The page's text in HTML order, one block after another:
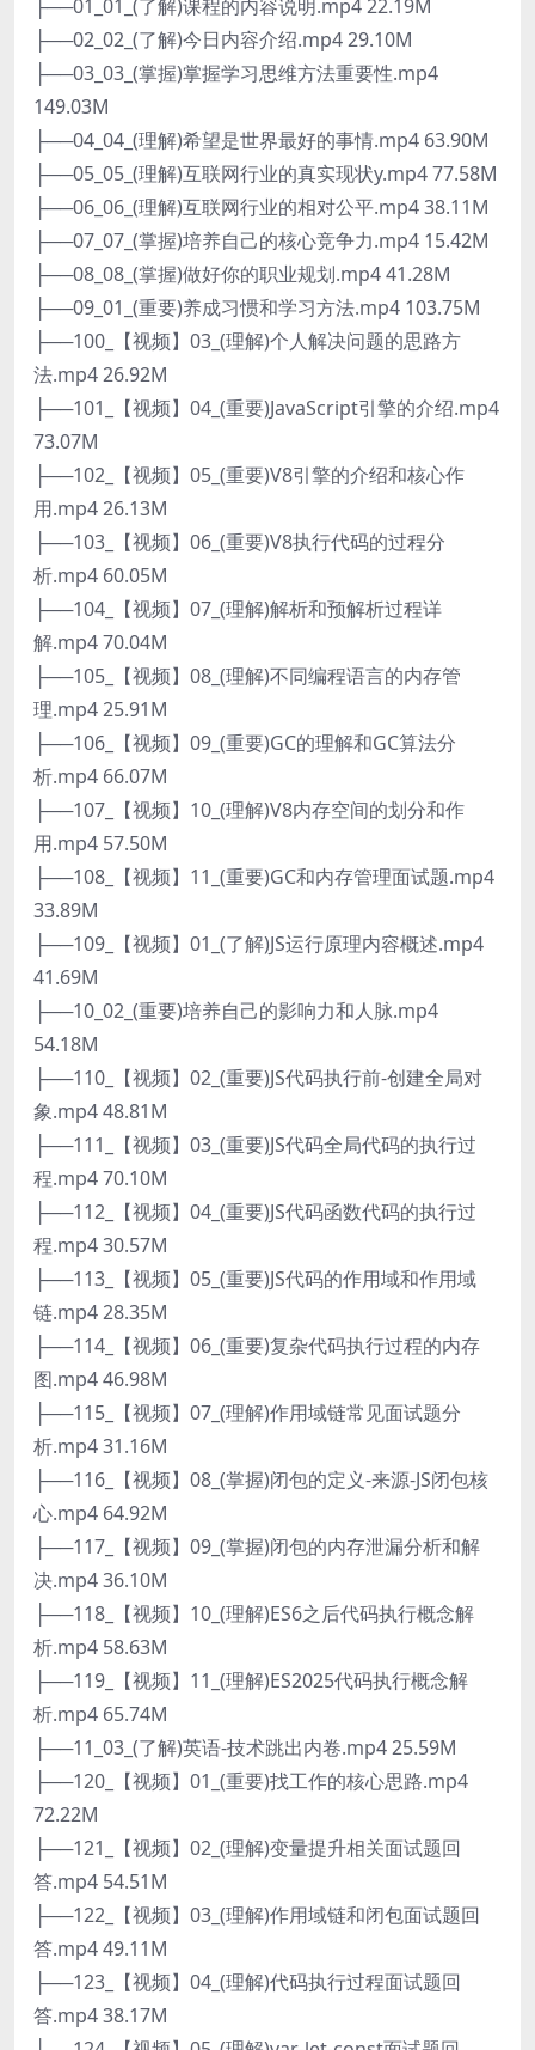
├──01_01_(了解)课程的内容说明.mp4 22.19M
├──02_02_(了解)今日内容介绍.mp4 29.10M
├──03_03_(掌握)掌握学习思维方法重要性.mp4
149.03M
├──04_04_(理解)希望是世界最好的事情.mp4 63.90M
├──05_05_(理解)互联网行业的真实现状y.mp4 77.58M
├──06_06_(理解)互联网行业的相对公平.mp4 38.11M
├──07_07_(掌握)培养自己的核心竞争力.mp4 15.42M
├──08_08_(掌握)做好你的职业规划.mp4 41.28M
├──09_01_(重要)养成习惯和学习方法.mp4 103.75M
├──100_【视频】03_(理解)个人解决问题的思路方
法.mp4 26.92M
├──101_【视频】04_(重要)JavaScript引擎的介绍.mp4
73.07M
├──102_【视频】05_(重要)V8引擎的介绍和核心作
用.mp4 26.13M
├──103_【视频】06_(重要)V8执行代码的过程分
析.mp4 60.05M
├──104_【视频】07_(理解)解析和预解析过程详
解.mp4 70.04M
├──105_【视频】08_(理解)不同编程语言的内存管
理.mp4 25.91M
├──106_【视频】09_(重要)GC的理解和GC算法分
析.mp4 66.07M
├──107_【视频】10_(理解)V8内存空间的划分和作
用.mp4 57.50M
├──108_【视频】11_(重要)GC和内存管理面试题.mp4
33.89M
├──109_【视频】01_(了解)JS运行原理内容概述.mp4
41.69M
├──10_02_(重要)培养自己的影响力和人脉.mp4
54.18M
├──110_【视频】02_(重要)JS代码执行前-创建全局对
象.mp4 48.81M
├──111_【视频】03_(重要)JS代码全局代码的执行过
程.mp4 70.10M
├──112_【视频】04_(重要)JS代码函数代码的执行过
程.mp4 30.57M
├──113_【视频】05_(重要)JS代码的作用域和作用域
链.mp4 28.35M
├──114_【视频】06_(重要)复杂代码执行过程的内存
图.mp4 46.98M
├──115_【视频】07_(理解)作用域链常见面试题分
析.mp4 31.16M
├──116_【视频】08_(掌握)闭包的定义-来源-JS闭包核
心.mp4 64.92M
├──117_【视频】09_(掌握)闭包的内存泄漏分析和解
决.mp4 36.10M
├──118_【视频】10_(理解)ES6之后代码执行概念解
析.mp4 58.63M
├──119_【视频】11_(理解)ES2025代码执行概念解
析.mp4 65.74M
├──11_03_(了解)英语-技术跳出内卷.mp4 25.59M
├──120_【视频】01_(重要)找工作的核心思路.mp4
72.22M
├──121_【视频】02_(理解)变量提升相关面试题回
答.mp4 54.51M
├──122_【视频】03_(理解)作用域链和闭包面试题回
答.mp4 49.11M
├──123_【视频】04_(理解)代码执行过程面试题回
答.mp4 38.17M